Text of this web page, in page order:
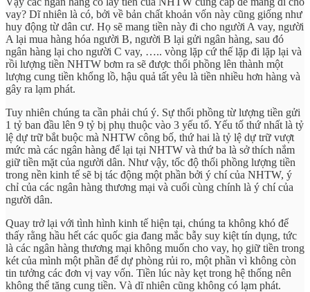
vay? Dĩ nhiên là có, bởi về bản chất khoản vốn này cũng giống như
huy động từ dân cư. Họ sẽ mang tiền này đi cho người A vay, người
A lại mua hàng hóa người B, người B lại gửi ngân hàng, sau đó
ngân hàng lại cho người C vay, ….. vòng lặp cứ thế lặp đi lặp lại và
rồi lượng tiền NHTW bơm ra sẽ được thổi phồng lên thành một
lượng cung tiền khổng lồ, hậu quả tất yêu là tiền nhiều hơn hàng và
gây ra lạm phát.
Tuy nhiên chúng ta cần phải chú ý. Sự thổi phồng từ lượng tiền gửi
1 tỷ ban đầu lên 9 tỷ bị phụ thuộc vào 3 yếu tố. Yếu tố thứ nhất là tỷ
lệ dự trữ bắt buộc mà NHTW công bố, thứ hai là tỷ lệ dự trữ vượt
mức mà các ngân hàng để lại tại NHTW và thứ ba là sở thích nắm
giữ tiền mặt của người dân. Như vậy, tốc độ thổi phồng lượng tiền
trong nền kinh tế sẽ bị tác động một phần bởi ý chí của NHTW, ý
chỉ của các ngân hàng thương mại và cuối cùng chính là ý chí của
người dân.
Quay trở lại với tình hình kinh tế hiện tại, chúng ta không khó để
thấy rằng hầu hết các quốc gia đang mắc bẫy suy kiệt tín dụng, tức
là các ngân hàng thương mại không muốn cho vay, họ giữ tiền trong
két của mình một phần để dự phòng rủi ro, một phần vì không còn
tin tưởng các đơn vị vay vốn. Tiền lúc này kẹt trong hệ thống nên
không thể tăng cung tiền. Và dĩ nhiên cũng không có lạm phát.